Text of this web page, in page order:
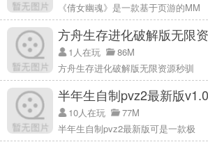
与主线支线剧情齐头并进，支线剧情的完成会
面。探索各种奇妙的结局。
【泽国水乡江南，梦想明朝安居乐业】
跟随画家独特的画师，步入烟雨蒙蒙的江南小
苏杭风情。沉浸式体验会让你想要更多。
故事情节
白然从小就过着无忧无虑的生活。在旅行中，
的古镜，可以照出常人难以辨认的东西。一天
《倩女幽魂》是一款基于页游的MM
方舟生存进化破解版无限
1人在玩
86M
方舟生存进化破解版无限资源秒驯
半年生自制pvz2最新版v1.0
10人在玩
77M
半年生自制pvz2最新版可是一款极